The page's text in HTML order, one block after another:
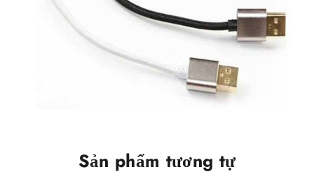
Sản phẩm tương tự